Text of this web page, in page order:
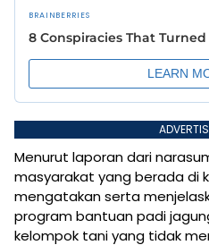
Menurut laporan dari
masyarakat yang berada di
mengatakan serta
program bantuan padi
kelompok tani yang tidak